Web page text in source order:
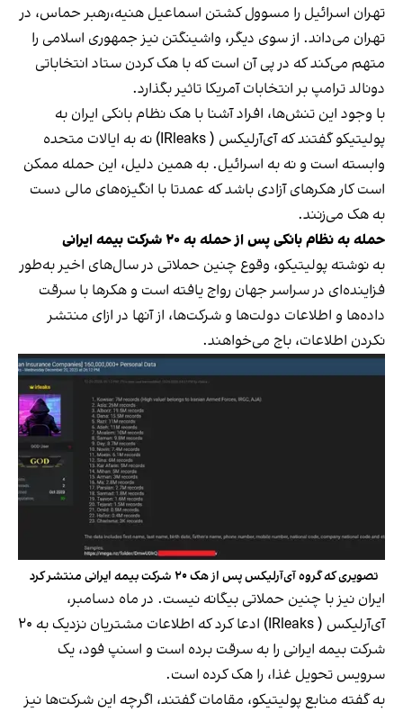
تهران اسرائیل را مسوول کشتن اسماعیل هنیه،‌رهبر حماس، در
تهران می‌داند. از سوی دیگر، واشینگتن نیز جمهوری اسلامی را
متهم می‌کند که در پی آن است که با هک کردن ستاد انتخاباتی
دونالد ترامپ بر انتخابات آمریکا تاثیر بگذارد.
با وجود این تنش‌ها، افراد آشنا با هک نظام بانکی ایران به
پولیتیکو گفتند که آی‌آرلیکس ( IRleaks) نه به ایالات متحده
وابسته است و نه به اسرائیل. به همین دلیل، این حمله ممکن
است کار هکرهای آزادی باشد که عمدتا با انگیزه‌های مالی دست
به هک می‌زنند.
حمله به نظام بانکی پس از حمله به ۲۰ شرکت بیمه ایرانی
به نوشته پولیتیکو، وقوع چنین حملاتی در سال‌های اخیر به‌طور
فزاینده‌ای در سراسر جهان رواج یافته است و هکرها با سرقت
داده‌ها و اطلاعات دولت‌ها و شرکت‌ها، از آنها در ازای منتشر
نکردن اطلاعات، باج می‌خواهند.
تصویری که گروه آی‌آرلیکس پس از هک ۲۰ شرکت بیمه ایرانی منتشر کرد
ایران نیز با چنین حملاتی بیگانه نیست. در ماه دسامبر،
آی‌آرلیکس ( IRleaks) ادعا کرد که اطلاعات مشتریان نزدیک به ۲۰
شرکت بیمه ایرانی را به سرقت برده است و اسنپ فود، یک
سرویس تحویل غذا، را هک کرده است.
به گفته منابع پولیتیکو، مقامات گفتند، اگرچه این شرکت‌ها نیز